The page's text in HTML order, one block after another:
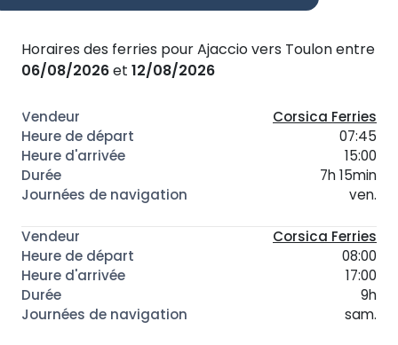
Horaires des ferries pour Ajaccio vers Toulon entre
06/08/2026et 12/08/2026
Corsica Ferries
07:45
15:00
7h 15min
ven.
Corsica Ferries
08:00
17:00
9h
sam.